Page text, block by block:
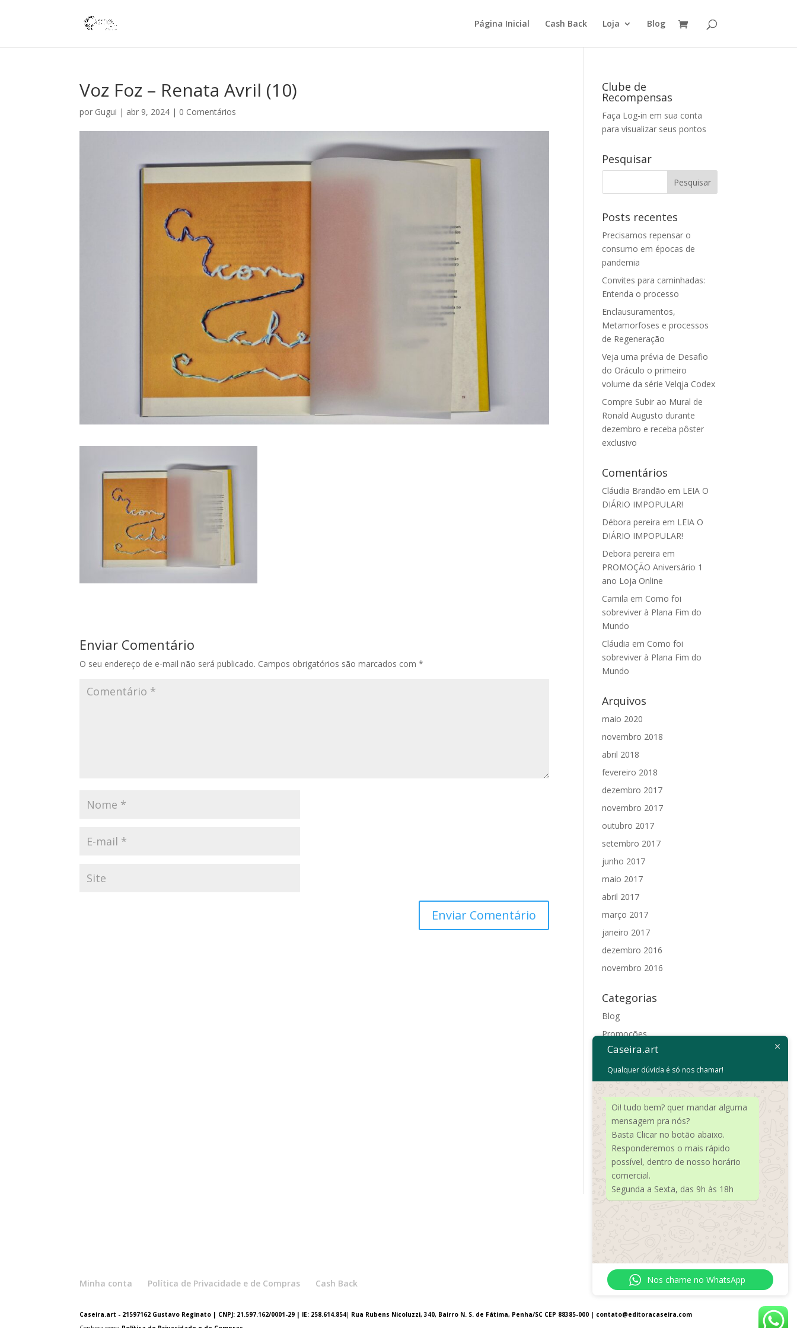
Página Inicial Cash Back Loja Blog
Voz Foz – Renata Avril (10)
por Gugui | abr 9, 2024 | 0 Comentários
Enviar Comentário
O seu endereço de e-mail não será publicado. Campos obrigatórios são marcados com*
Clube de
Recompensas
Faça Log-in em sua conta
para visualizar seus pontos
Pesquisar
Posts recentes
Precisamos repensar o
consumo em épocas de
pandemia
Convites para caminhadas:
Entenda o processo
Enclausuramentos,
Metamorfoses e processos
de Regeneração
Veja uma prévia de Desafio
do Oráculo o primeiro
volume da série Velqja Codex
Compre Subir ao Mural de
Ronald Augusto durante
dezembro e receba pôster
exclusivo
Comentários
Cláudia Brandão em LEIA O
DIÁRIO IMPOPULAR!
Débora pereira em LEIA O
DIÁRIO IMPOPULAR!
Debora pereira em
PROMOÇÃO Aniversário 1
ano Loja Online
Camila em Como foi
sobreviver à Plana Fim do
Mundo
Cláudia em Como foi
sobreviver à Plana Fim do
Mundo
Arquivos
maio 2020
novembro 2018
abril 2018
fevereiro 2018
dezembro 2017
novembro 2017
outubro 2017
setembro 2017
junho 2017
maio 2017
abril 2017
março 2017
janeiro 2017
dezembro 2016
novembro 2016
Categorias
Blog
Promoções
Sem categoria
Meta
Acessar
Feed de posts
Feed de comentários
WordPress.org
Minha conta Política de Privacidade e de Compras Cash Back
Caseira.art - 21597162 Gustavo Reginato | CNPJ: 21.597.162/0001-29 | IE: 258.614.854| Rua Rubens Nicoluzzi, 340, Bairro N. S. de Fátima, Penha/SC CEP 88385-000 | contato@editoracaseira.com
Caseira.art
Qualquer dúvida é só nos chamar!
Oi! tudo bem? quer mandar alguma
mensagem pra nós?
Basta Clicar no botão abaixo.
Responderemos o mais rápido
possível, dentro de nosso horário
comercial.
Segunda a Sexta, das 9h às 18h
Nos chame no WhatsApp